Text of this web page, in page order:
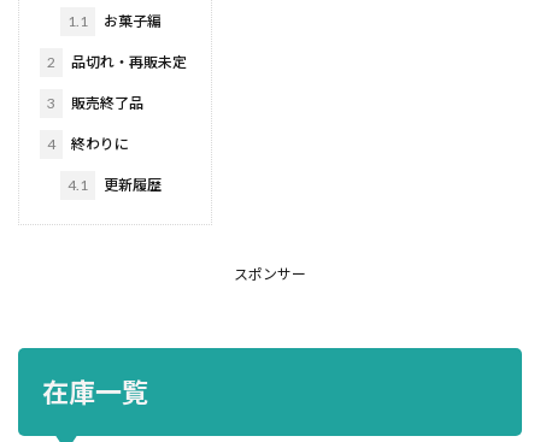
1.1 お菓子編
2 品切れ・再販未定
3 販売終了品
4 終わりに
4.1 更新履歴
スポンサー
在庫一覧